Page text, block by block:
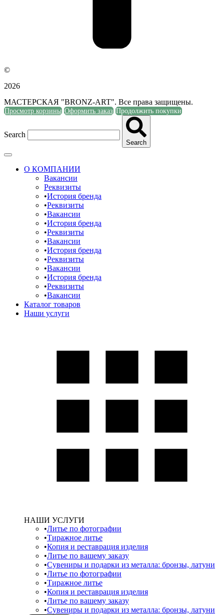
©
2026
МАСТЕРСКАЯ "BRONZ-ART". Все права защищены.
Просмотр корзины Оформить заказ Продолжить покупки
Search
Search
О КОМПАНИИ
Вакансии
Реквизиты
История бренда
Реквизиты
Вакансии
История бренда
Реквизиты
Вакансии
История бренда
Реквизиты
Вакансии
История бренда
Реквизиты
Вакансии
Каталог товаров
Наши услуги
НАШИ УСЛУГИ
Литье по фотографии
Тиражное литье
Копия и реставрация изделия
Литье по вашему заказу
Сувениры и подарки из металла: бронзы, латуни
Литье по фотографии
Тиражное литье
Копия и реставрация изделия
Литье по вашему заказу
Сувениры и подарки из металла: бронзы, латуни